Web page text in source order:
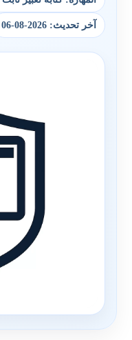
آخر تحديث: 2026-08-06